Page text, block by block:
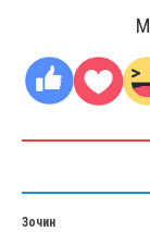
Зочин